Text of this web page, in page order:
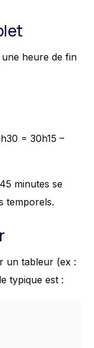
heure de fin
= 30h15 –
minutes se
temporels.
un tableur (ex :
typique est :